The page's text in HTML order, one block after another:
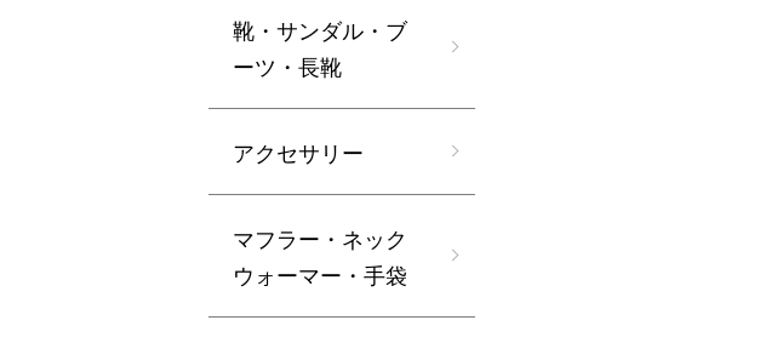
靴・サンダル・ブ
ーツ・長靴
アクセサリー
マフラー・ネック
ウォーマー・手袋